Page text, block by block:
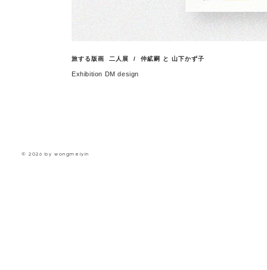
旅する版画 二人展 / 仲絋嗣 と 山下かず子
Exhibition DM design
© 2026 by wongmeiyin